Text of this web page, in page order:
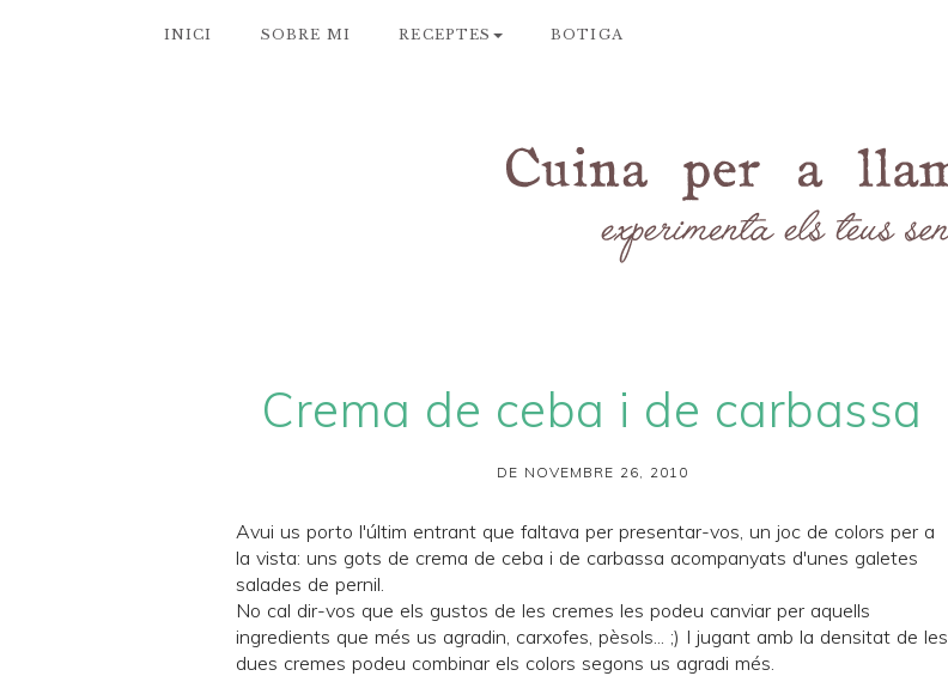
INICI SOBRE MI RECEPTES BOTIGA
Crema de ceba i de carbassa
DE NOVEMBRE 26, 2010
Avui us porto l'últim entrant que faltava per presentar-vos, un joc de colors per a
la vista: uns gots de crema de ceba i de carbassa acompanyats d'unes galetes
salades de pernil.
No cal dir-vos que els gustos de les cremes les podeu canviar per aquells
ingredients que més us agradin, carxofes, pèsols... ;) I jugant amb la densitat de les
dues cremes podeu combinar els colors segons us agradi més.